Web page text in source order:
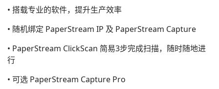
• 搭载专业的软件，提升生产效率
• 随机绑定 PaperStream IP 及 PaperStream Capture
• PaperStream ClickScan 简易3步完成扫描，随时随地进
行
• 可选 PaperStream Capture Pro